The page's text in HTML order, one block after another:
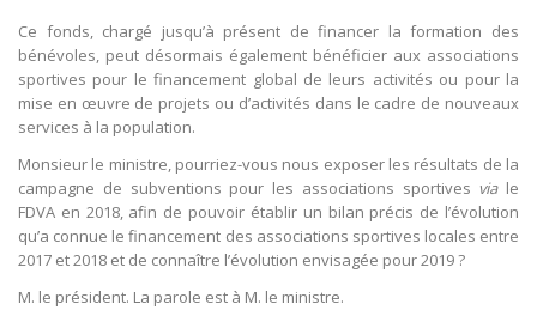
Ce fonds, chargé jusqu’à présent de financer la formation des
bénévoles, peut désormais également bénéficier aux associations
sportives pour le financement global de leurs activités ou pour la
mise en œuvre de projets ou d’activités dans le cadre de nouveaux
services à la population.
Monsieur le ministre, pourriez-vous nous exposer les résultats de la
campagne de subventions pour les associations sportives via le
FDVA en 2018, afin de pouvoir établir un bilan précis de l’évolution
qu’a connue le financement des associations sportives locales entre
2017 et 2018 et de connaître l’évolution envisagée pour 2019 ?
M. le président. La parole est à M. le ministre.